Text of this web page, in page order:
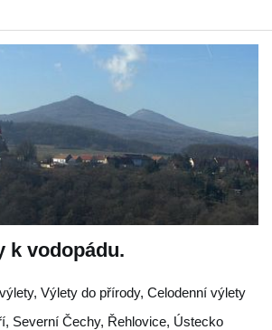
k vodopádu.
Výlety do přírody, Celodenní výlety
, Severní Čechy, Řehlovice, Ústecko